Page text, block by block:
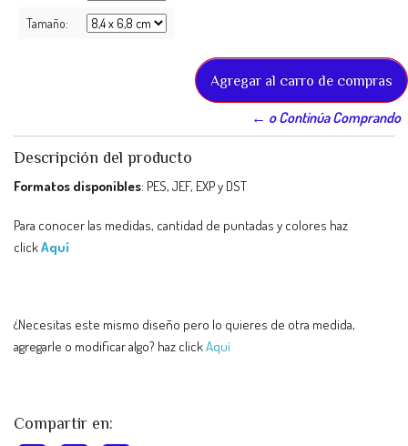
Tamaño:
← o Continúa Comprando
Descripción del producto
Formatos disponibles: PES, JEF, EXP y DST
Para conocer las medidas, cantidad de puntadas y colores haz
clickAquí
¿Necesitas este mismo diseño pero lo quieres de otra medida,
agregarle o modificar algo? haz clickAquí
Compartir en: